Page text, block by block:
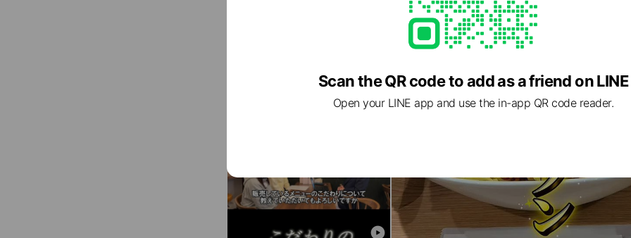
Scan the QR code to add as a friend on LINE
Open your LINE app and use the in-app QR code reader.